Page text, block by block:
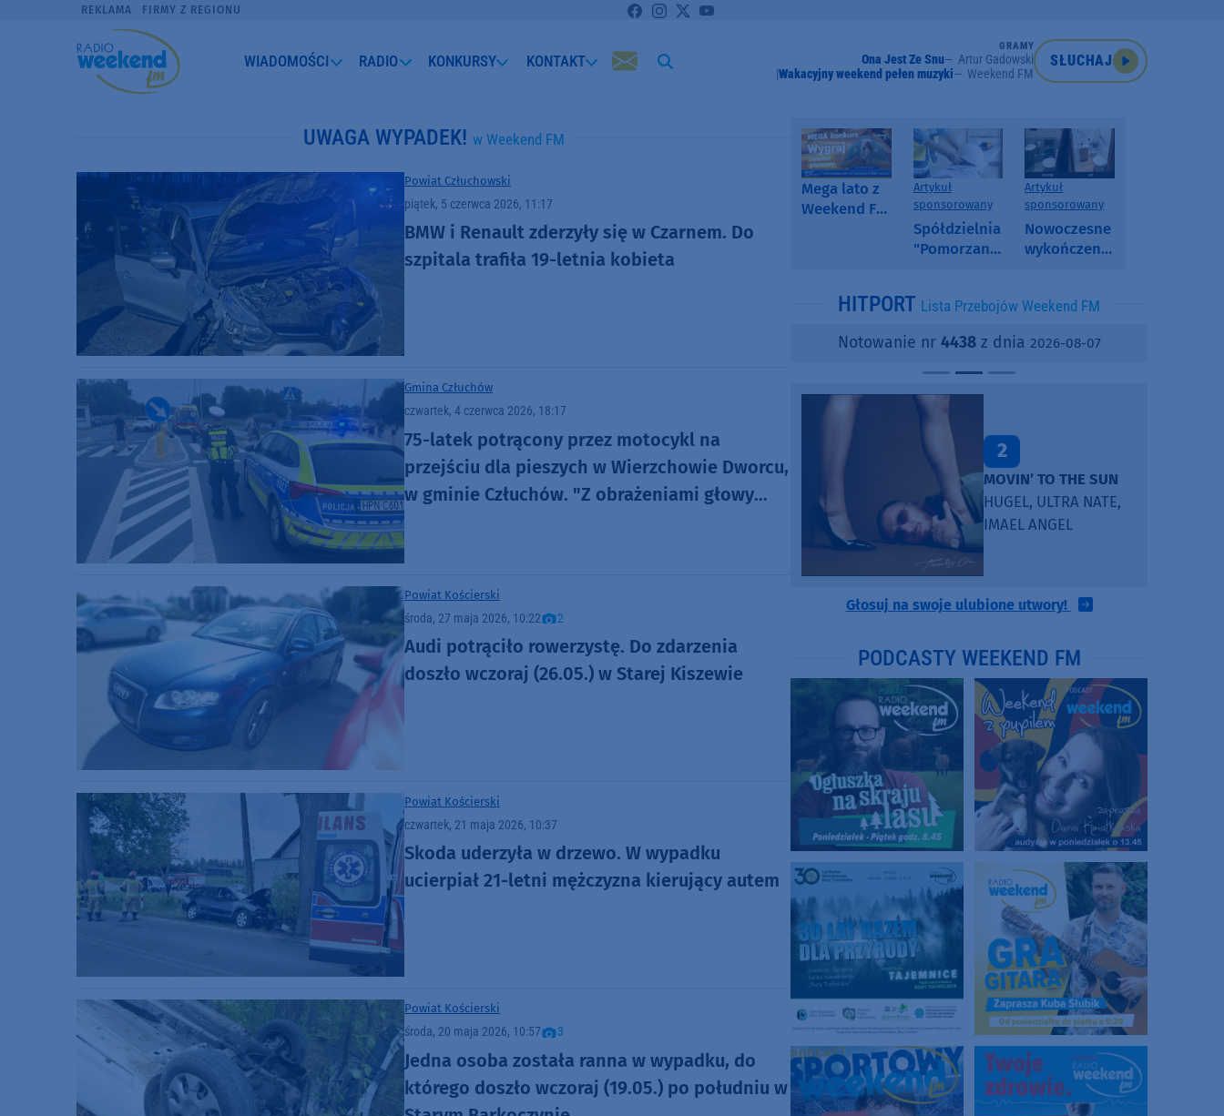
REKLAMA FIRMY Z REGIONU
WIADOMOŚCI RADIO KONKURSY KONTAKT
GRAMY
Ona Jest Ze Snu
Artur Gadowski
Wakacyjny weekend pełen muzyki
Weekend FM
SŁUCHAJ
UWAGA WYPADEK! w Weekend FM
Powiat Człuchowski
piątek, 5 czerwca 2026, 11:17
BMW i Renault zderzyły się w Czarnem. Do
szpitala trafiła 19-letnia kobieta
Gmina Człuchów
czwartek, 4 czerwca 2026, 18:17
75-latek potrącony przez motocykl na
przejściu dla pieszych w Wierzchowie Dworcu,
w gminie Człuchów. "Z obrażeniami głowy
Powiat Kościerski
środa, 27 maja 2026, 10:22 2
Audi potrąciło rowerzystę. Do zdarzenia
doszło wczoraj (26.05.) w Starej Kiszewie
Powiat Kościerski
czwartek, 21 maja 2026, 10:37
Skoda uderzyła w drzewo. W wypadku
ucierpiał 21-letni mężczyzna kierujący autem
Powiat Kościerski
środa, 20 maja 2026, 10:57 3
Jedna osoba została ranna w wypadku, do
którego doszło wczoraj (19.05.) po południu w
Mega lato z
Weekend FM
Artykuł
sponsorowany
Spółdzielnia
"Pomorzanka"
informuje o
i ofertach
najmu
Artykuł
sponsorowany
Nowoczesne
wykończenia
SPC, WPC i
kamienny
HITPORT Lista Przebojów Weekend FM
Notowanie nr 4438z dnia 2026-08-07
2
MOVIN’ TO THE SUN
HUGEL, ULTRA NATE,
IMAEL ANGEL
Głosuj na swoje ulubione utwory!
PODCASTY WEEKEND FM